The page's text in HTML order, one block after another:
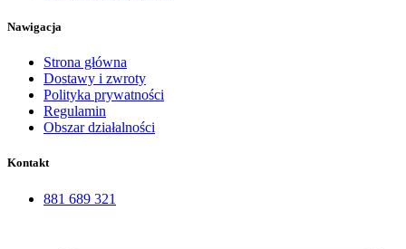
Nawigacja
Strona główna
Dostawy i zwroty
Polityka prywatności
Regulamin
Obszar działalności
Kontakt
881 689 321